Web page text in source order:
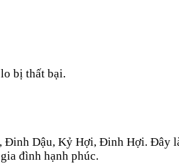
bị thất bại.
Đinh Dậu, Kỷ Hợi, Đinh Hợi. Đây
đình hạnh phúc.